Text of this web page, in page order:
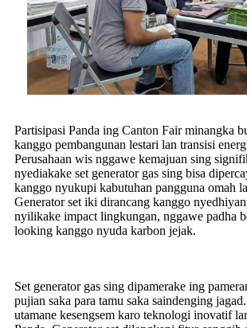
Partisipasi Panda ing Canton Fair minangka
kanggo pembangunan lestari lan transisi
Perusahaan wis nggawe kemajuan sing
nyediakake set generator gas sing bisa
kanggo nyukupi kabutuhan pangguna omah
Generator set iki dirancang kanggo
nyilikake impact lingkungan, nggawe padha
looking kanggo nyuda karbon jejak.
Set generator gas sing dipamerake ing
pujian saka para tamu saka saindenging
utamane kesengsem karo teknologi inovatif